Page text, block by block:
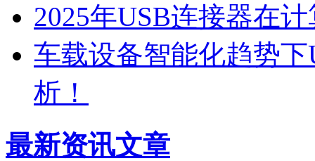
2025年USB连接器在
车载设备智能化趋势
析！
最新资讯文章